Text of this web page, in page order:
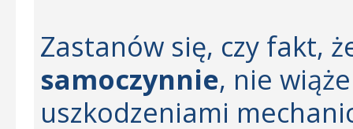
Zastanów się, czy fakt,
samoczynnie, nie
uszkodzeniami